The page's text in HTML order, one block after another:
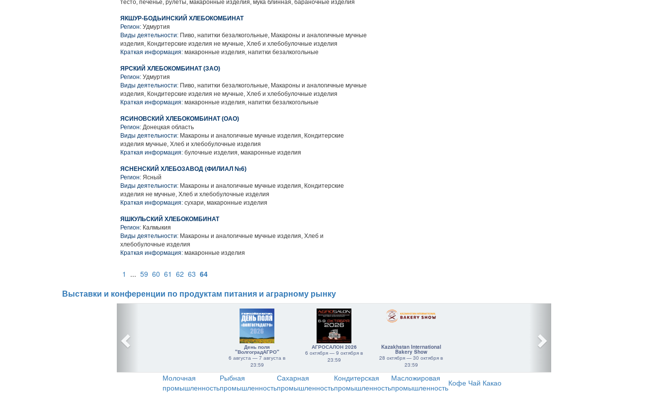
тесто, печенье, рулеты, макаронные изделия, мука блинная, бараночные изделия
ЯКШУР-БОДЬИНСКИЙ ХЛЕБОКОМБИНАТ
Регион: Удмуртия
Виды деятельности: Пиво, напитки безалкогольные, Макароны и аналогичные мучные
изделия, Кондитерские изделия не мучные, Хлеб и хлебобулочные изделия
Краткая информация: макаронные изделия, напитки безалкогольные
ЯРСКИЙ ХЛЕБОКОМБИНАТ (ЗАО)
Регион: Удмуртия
Виды деятельности: Пиво, напитки безалкогольные, Макароны и аналогичные мучные
изделия, Кондитерские изделия не мучные, Хлеб и хлебобулочные изделия
Краткая информация: макаронные изделия, напитки безалкогольные
ЯСИНОВСКИЙ ХЛЕБОКОМБИНАТ (ОАО)
Регион: Донецкая область
Виды деятельности: Макароны и аналогичные мучные изделия, Кондитерские
изделия мучные, Хлеб и хлебобулочные изделия
Краткая информация: булочные изделия, макаронные изделия
ЯСНЕНСКИЙ ХЛЕБОЗАВОД (ФИЛИАЛ №6)
Регион: Ясный
Виды деятельности: Макароны и аналогичные мучные изделия, Кондитерские
изделия не мучные, Хлеб и хлебобулочные изделия
Краткая информация: сухари, макаронные изделия
ЯШКУЛЬСКИЙ ХЛЕБОКОМБИНАТ
Регион: Калмыкия
Виды деятельности: Макароны и аналогичные мучные изделия, Хлеб и
хлебобулочные изделия
Краткая информация: макаронные изделия
1 ... 59 60 61 62 63 64
Выставки и конференции по продуктам питания и аграрному рынку
День поля
"ВолгоградАГРО"
6 августа — 7 августа в
23:59
АГРОСАЛОН 2026
6 октября — 9 октября в
23:59
Kazakhstan International
Bakery Show
28 октября — 30 октября в
23:59
Молочная
промышленность
Рыбная
промышленность
Сахарная
промышленность
Кондитерская
промышленность
Масложировая
промышленностьКофе Чай Какао